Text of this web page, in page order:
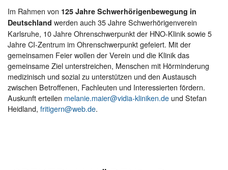
Im Rahmen von 125 Jahre Schwerhörigenbewegung in
Deutschland werden auch 35 Jahre Schwerhörigenverein
Karlsruhe, 10 Jahre Ohrenschwerpunkt der HNO-Klinik sowie 5
Jahre CI-Zentrum im Ohrenschwerpunkt gefeiert. Mit der
gemeinsamen Feier wollen der Verein und die Klinik das
gemeinsame Ziel unterstreichen, Menschen mit Hörminderung
medizinisch und sozial zu unterstützen und den Austausch
zwischen Betroffenen, Fachleuten und Interessierten fördern.
Auskunft erteilen melanie.maier@vidia-kliniken.de und Stefan
Heidland, fritigern@web.de.